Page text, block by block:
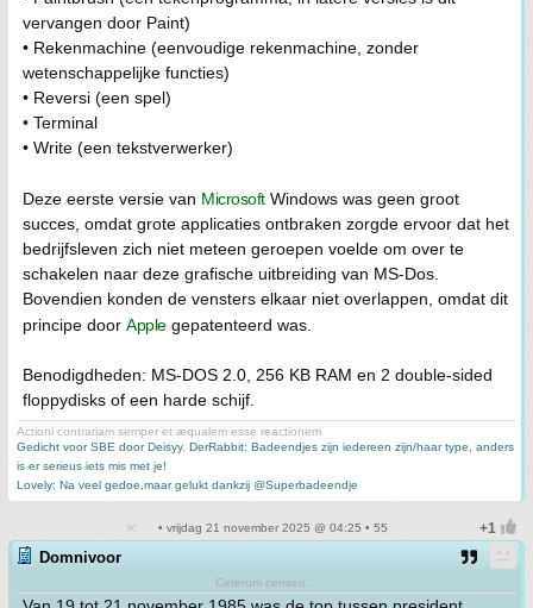
vervangen door Paint)
• Rekenmachine (eenvoudige rekenmachine, zonder
wetenschappelijke functies)
• Reversi (een spel)
• Terminal
• Write (een tekstverwerker)
Deze eerste versie van MicrosoftWindows was geen groot
succes, omdat grote applicaties ontbraken zorgde ervoor dat het
bedrijfsleven zich niet meteen geroepen voelde om over te
schakelen naar deze grafische uitbreiding van MS-Dos.
Bovendien konden de vensters elkaar niet overlappen, omdat dit
principe door Applegepatenteerd was.
Benodigdheden: MS-DOS 2.0, 256 KB RAM en 2 double-sided
floppydisks of een harde schijf.
Actioni contrariam semper et æqualem esse reactionem
Gedicht voor SBE door Deisyy, DerRabbit: Badeendjes zijn iedereen zijn/haar type, anders
is er serieus iets mis met je!
Lovely: Na veel gedoe,maar gelukt dankzij @Superbadeendje
• vrijdag 21 november 2025 @ 04:25 • 55
Domnivoor
Ceterum censeo...